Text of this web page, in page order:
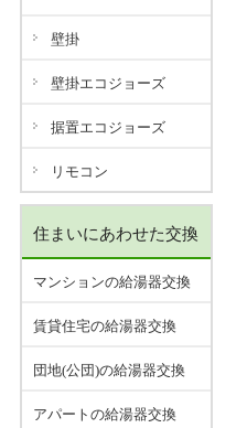
壁掛
壁掛エコジョーズ
据置エコジョーズ
リモコン
住まいにあわせた交換
マンションの給湯器交換
賃貸住宅の給湯器交換
団地(公団)の給湯器交換
アパートの給湯器交換